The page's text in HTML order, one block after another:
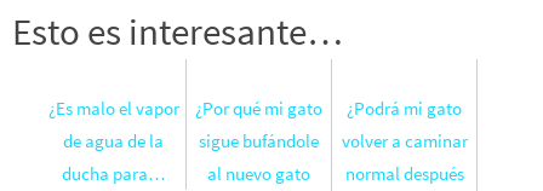
Esto es interesante…
¿Es malo el vapor
de agua de la
ducha para…
¿Por qué mi gato
sigue bufándole
al nuevo gato
¿Podrá mi gato
volver a caminar
normal después